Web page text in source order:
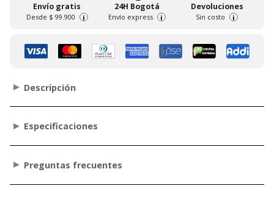
Envío gratis
Desde $ 99.900 i
24H Bogotá
Envío express i
Devoluciones
Sin costo i
Descripción
Especificaciones
Preguntas frecuentes